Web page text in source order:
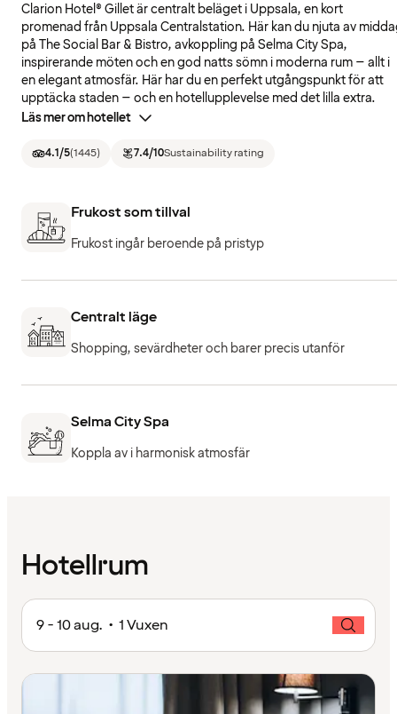
Clarion Hotel® Gillet är centralt beläget i Uppsala, en kort
promenad från Uppsala Centralstation. Här kan du njuta av
på The Social Bar & Bistro, avkoppling på Selma City Spa,
inspirerande möten och en god natts sömn i moderna rum – allt i
en elegant atmosfär. Här har du en perfekt utgångspunkt för att
upptäcka staden – och en hotellupplevelse med det lilla extra.
Läs mer om hotellet
4.1/5(1445) 7.4/10Sustainability rating
Frukost som tillval
Frukost ingår beroende på pristyp
Centralt läge
Shopping, sevärdheter och barer precis utanför
Selma City Spa
Koppla av i harmonisk atmosfär
Hotellrum
9 - 10 aug. • 1 Vuxen